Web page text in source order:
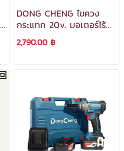
DONG CHENG ไขควง
กระแทก 20v. มอเตอร์ไร้
แปรงถ่าน รุ่น DCPL208
(TYPE ADM) ***สามารถ
2,790.00 ฿